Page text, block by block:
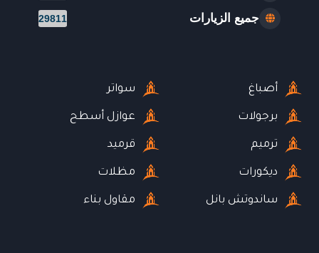
جميع الزيارات 29811
أصباغ
برجولات
ترميم
ديكورات
ساندوتش بانل
سواتر
عوازل أسطح
قرميد
مظلات
مقاول بناء